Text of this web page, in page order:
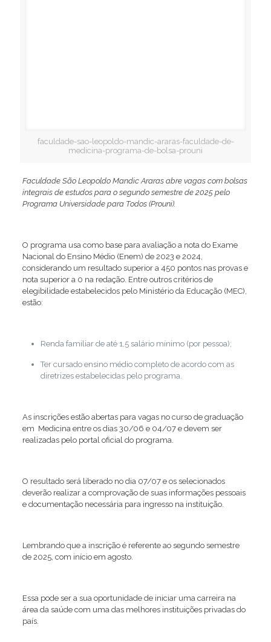
faculdade-sao-leopoldo-mandic-araras-faculdade-de-
medicina-programa-de-bolsa-prouni
Faculdade São Leopoldo Mandic Araras abre vagas com bolsas
integrais de estudos para o segundo semestre de 2025 pelo
Programa Universidade para Todos (Prouni).
O programa usa como base para avaliação a nota do Exame
Nacional do Ensino Médio (Enem) de 2023 e 2024,
considerando um resultado superior a 450 pontos nas provas e
nota superior a 0 na redação. Entre outros critérios de
elegibilidade estabelecidos pelo Ministério da Educação (MEC),
estão:
Renda familiar de até 1,5 salário mínimo (por pessoa);
Ter cursado ensino médio completo de acordo com as
diretrizes estabelecidas pelo programa.
As inscrições estão abertas para vagas no curso de graduação
em Medicina entre os dias 30/06 e 04/07 e devem ser
realizadas pelo portal oficial do programa.
O resultado será liberado no dia 07/07 e os selecionados
deverão realizar a comprovação de suas informações pessoais
e documentação necessária para ingresso na instituição.
Lembrando que a inscrição é referente ao segundo semestre
de 2025, com início em agosto.
Essa pode ser a sua oportunidade de iniciar uma carreira na
área da saúde com uma das melhores instituições privadas do
país.